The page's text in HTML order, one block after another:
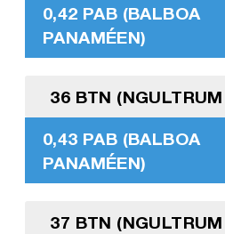
0,42 PAB (BALBOA
PANAMÉEN)
36 BTN
0,43 PAB (BALBOA
PANAMÉEN)
37 BTN